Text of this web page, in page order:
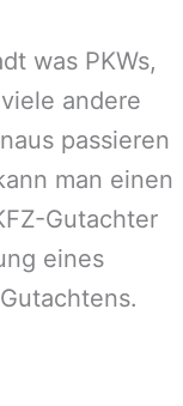
was PKWs,
andere
passieren
man einen
Gutachter
eines